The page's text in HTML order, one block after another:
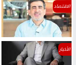
الاقتصاد
الأخبار